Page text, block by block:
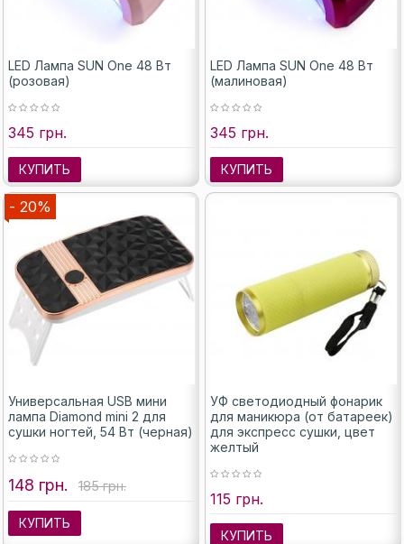
LED Лампа SUN One 48 Вт
(розовая)
345 грн.
КУПИТЬ
LED Лампа SUN One 48 Вт
(малиновая)
345 грн.
КУПИТЬ
- 20%
Универсальная USB мини
лампа Diamond mini 2 для
сушки ногтей, 54 Вт (черная)
148 грн. 185 грн.
КУПИТЬ
УФ светодиодный фонарик
для маникюра (от батареек)
для экспресс сушки, цвет
желтый
115 грн.
КУПИТЬ